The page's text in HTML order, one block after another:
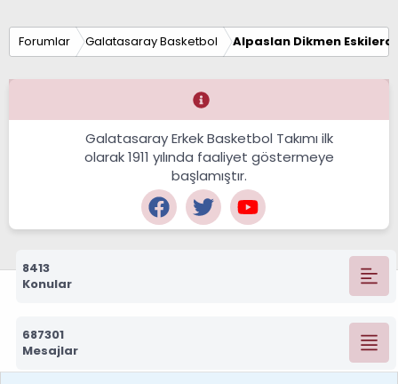
Forumlar Galatasaray Basketbol Alpaslan Dikmen
Galatasaray Erkek Basketbol Takımı ilk
olarak 1911 yılında faaliyet göstermeye
başlamıştır.
8413
Konular
687301
Mesajlar